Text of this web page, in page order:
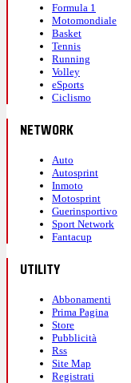
Formula 1
Motomondiale
Basket
Tennis
Running
Volley
eSports
Ciclismo
NETWORK
Auto
Autosprint
Inmoto
Motosprint
Guerinsportivo
Sport Network
Fantacup
UTILITY
Abbonamenti
Prima Pagina
Store
Pubblicità
Rss
Site Map
Registrati